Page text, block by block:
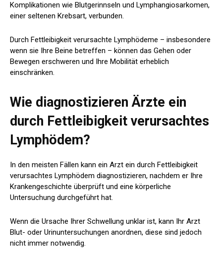
Komplikationen wie Blutgerinnseln und Lymphangiosarkomen,
einer seltenen Krebsart, verbunden.
Durch Fettleibigkeit verursachte Lymphödeme – insbesondere
wenn sie Ihre Beine betreffen – können das Gehen oder
Bewegen erschweren und Ihre Mobilität erheblich
einschränken.
Wie diagnostizieren Ärzte ein
durch Fettleibigkeit verursachtes
Lymphödem?
In den meisten Fällen kann ein Arzt ein durch Fettleibigkeit
verursachtes Lymphödem diagnostizieren, nachdem er Ihre
Krankengeschichte überprüft und eine körperliche
Untersuchung durchgeführt hat.
Wenn die Ursache Ihrer Schwellung unklar ist, kann Ihr Arzt
Blut- oder Urinuntersuchungen anordnen, diese sind jedoch
nicht immer notwendig.